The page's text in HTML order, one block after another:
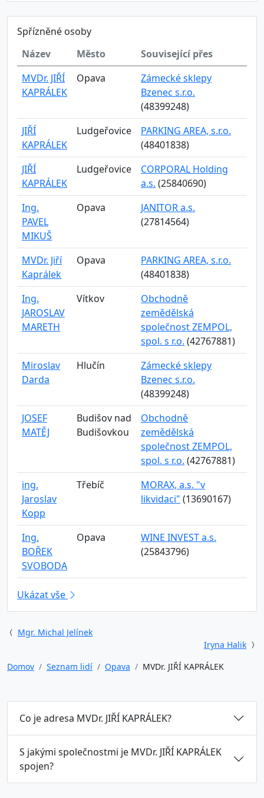
Spřízněné osoby
Název
Město
Související přes
MVDr. JIŘÍ
KAPRÁLEK
Opava
Zámecké sklepy
Bzenec s.r.o.
(48399248)
JIŘÍ
KAPRÁLEK
Ludgeřovice
PARKING AREA, s.r.o.
(48401838)
JIŘÍ
KAPRÁLEK
Ludgeřovice
CORPORAL Holding
a.s. (25840690)
Ing.
PAVEL
MIKUŠ
Opava
JANITOR a.s.
(27814564)
MVDr. Jiří
Kaprálek
Opava
PARKING AREA, s.r.o.
(48401838)
Ing.
JAROSLAV
MARETH
Vítkov
Obchodně
zemědělská
společnost ZEMPOL,
spol. s r.o. (42767881)
Miroslav
Darda
Hlučín
Zámecké sklepy
Bzenec s.r.o.
(48399248)
JOSEF
MATĚJ
Budišov nad
Budišovkou
Obchodně
zemědělská
společnost ZEMPOL,
spol. s r.o. (42767881)
ing.
Jaroslav
Kopp
Třebíč
MORAX, a.s. "v
likvidaci" (13690167)
Ing.
BOŘEK
SVOBODA
Opava
WINE INVEST a.s.
(25843796)
Ukázat vše
Mgr. Michal Jelínek
Iryna Halik
Domov
Seznam lidí Opava MVDr. JIŘÍ KAPRÁLEK
Co je adresa MVDr. JIŘÍ KAPRÁLEK?
S jakými společnostmi je MVDr. JIŘÍ KAPRÁLEK
spojen?